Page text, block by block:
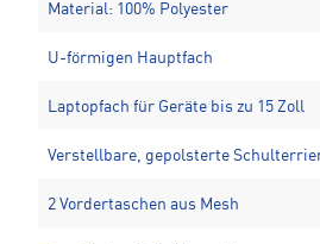
Material: 100% Polyester
U-förmigen Hauptfach
Laptopfach für Geräte bis zu 15 Zoll
Verstellbare, gepolsterte
2 Vordertaschen aus Mesh